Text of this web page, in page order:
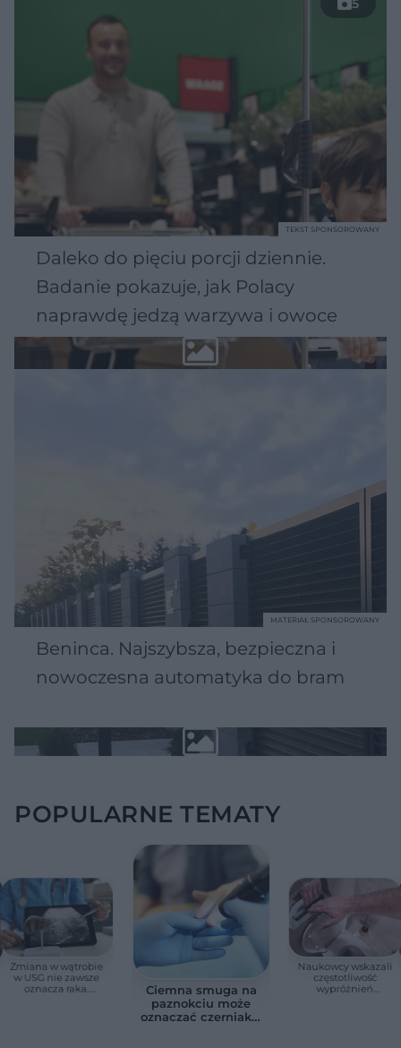
5
Daleko do pięciu porcji dziennie.
Badanie pokazuje, jak Polacy
naprawdę jedzą warzywa i owoce
TEKST SPONSOROWANY
Beninca. Najszybsza, bezpieczna i
nowoczesna automatyka do bram
MATERIAŁ SPONSOROWANY
POPULARNE TEMATY
Zmiana w wątrobie
w USG nie zawsze
oznacza raka.
Ciemna smuga na
paznokciu może
oznaczać czerniaka.
Naukowcy wskazali
częstotliwość
wypróżnień